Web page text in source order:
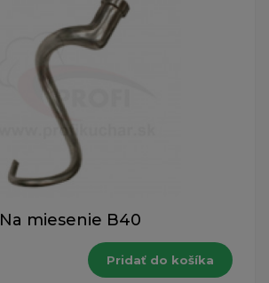
Na miesenie B40
Pridať do košíka